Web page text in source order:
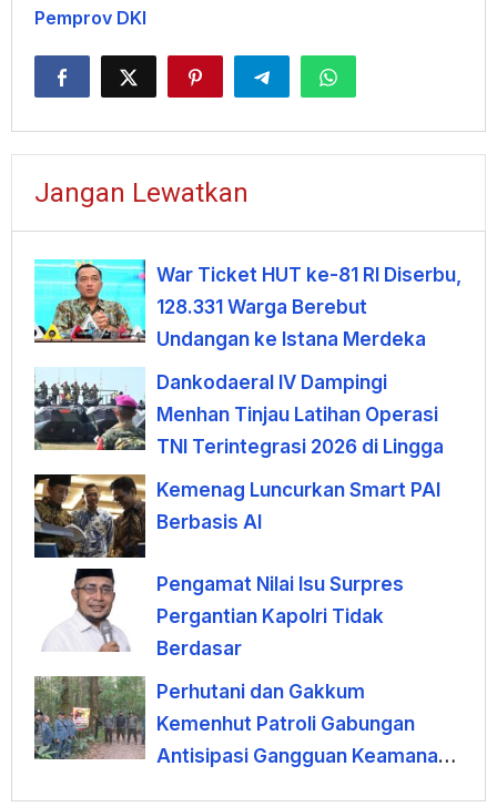
Pemprov DKI
Jangan Lewatkan
War Ticket HUT ke-81 RI Diserbu,
128.331 Warga Berebut
Undangan ke Istana Merdeka
Dankodaeral IV Dampingi
Menhan Tinjau Latihan Operasi
TNI Terintegrasi 2026 di Lingga
Kemenag Luncurkan Smart PAI
Berbasis AI
Pengamat Nilai Isu Surpres
Pergantian Kapolri Tidak
Berdasar
Perhutani dan Gakkum
Kemenhut Patroli Gabungan
Antisipasi Gangguan Keamanan